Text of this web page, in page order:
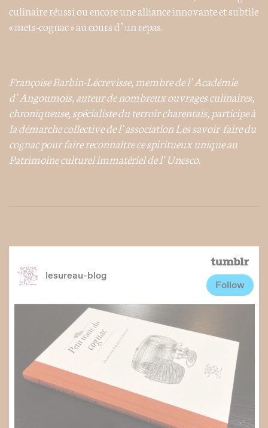
culinaire réussi ou encore une alliance innovante et subtile
« mets-cognac » au cours d’un repas.
Françoise Barbin-Lécrevisse, membre de l’Académie
d’Angoumois, auteur de nombreux ouvrages culinaires,
chroniqueuse, spécialiste du terroir charentais, participe à
la démarche collective de l’association Les savoir-faire du
cognac pour faire reconnaître ce spiritueux unique au
Patrimoine culturel immatériel de l’Unesco.